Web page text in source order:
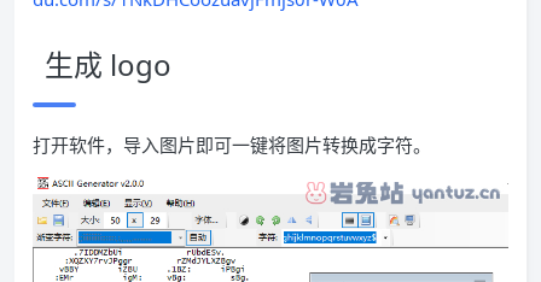
生成 logo
打开软件，导入图片即可一键将图片转换成字符。